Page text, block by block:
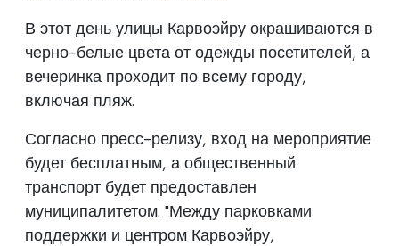
В этот день улицы Карвоэйру окрашиваются в
черно-белые цвета от одежды посетителей, а
вечеринка проходит по всему городу,
включая пляж.
Согласно пресс-релизу, вход на мероприятие
будет бесплатным, а общественный
транспорт будет предоставлен
муниципалитетом. "Между парковками
поддержки и центром Карвоэйру,